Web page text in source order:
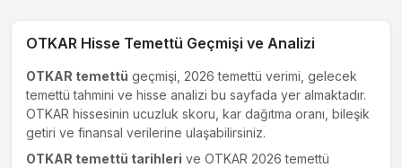
OTKAR Hisse Temettü Geçmişi ve Analizi
OTKAR temettü geçmişi, 2026 temettü verimi, gelecek
temettü tahmini ve hisse analizi bu sayfada yer almaktadır.
OTKAR hissesinin ucuzluk skoru, kar dağıtma oranı, bileşik
getiri ve finansal verilerine ulaşabilirsiniz.
OTKAR temettü tarihleri ve OTKAR 2026 temettü